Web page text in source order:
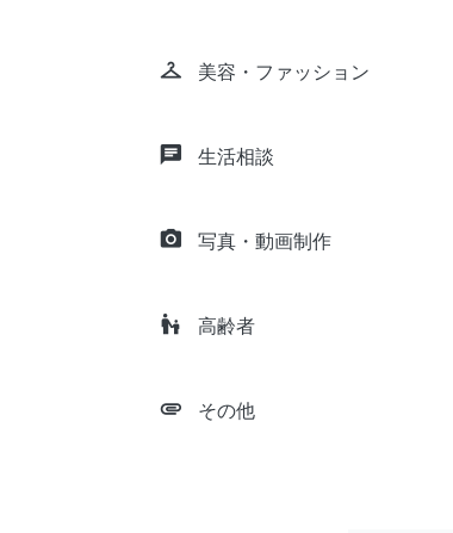
checkroom 美容・ファッション
chat 生活相談
camera_alt 写真・動画制作
escalator_warning 高齢者
attachment その他